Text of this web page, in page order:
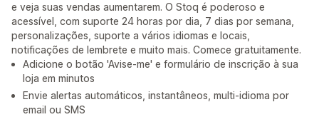
e veja suas vendas aumentarem. O Stoq é poderoso e
acessível, com suporte 24 horas por dia, 7 dias por semana,
personalizações, suporte a vários idiomas e locais,
notificações de lembrete e muito mais. Comece gratuitamente.
Adicione o botão 'Avise-me' e formulário de inscrição à sua
loja em minutos
Envie alertas automáticos, instantâneos, multi-idioma por
email ou SMS